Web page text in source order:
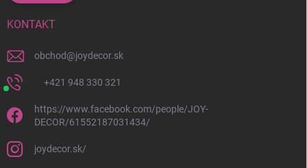
KONTAKT
obchod@joydecor.sk
+421 948 330 321
https://www.facebook.com/people/JOY-
DECOR/61552187031434/
joydecor.sk/